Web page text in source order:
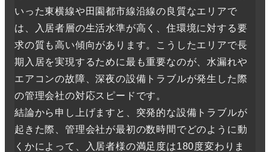
いった東横線や田園都市線沿線の良質なエリアで
は、入居者層の生活水準が高く、住環境に対する要
求の質も高い傾向があります。こうしたエリアで長
期入居を実現するために最も重要なのが、水漏れや
エアコンの故障、深夜の設備トラブルが発生した際
の管理会社の対応スピードです。
結論から申し上げますと、突発的な設備トラブルが
起きた際、管理会社が最初の数時間でどのように動
くかによって、入居者様の満足度は180度変わりま